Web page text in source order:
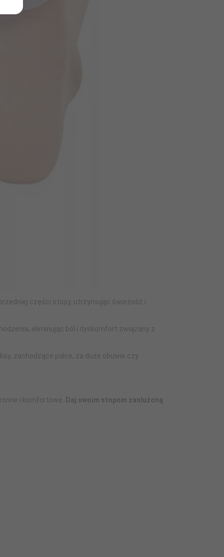
części stopy, utrzymując świeżość i
eliminując ból i dyskomfort związany z
zachodzące palce, za duże obuwie czy
i komfortowe. Daj swoim stopom zasłużoną